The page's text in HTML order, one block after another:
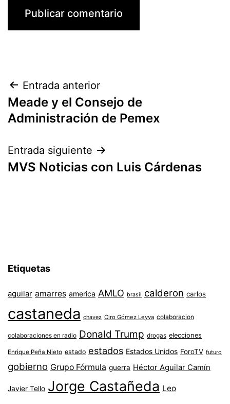
Navegación
de
Entrada anterior
Meade y el Consejo de
Administración de Pemex
Entrada siguiente
MVS Noticias con Luis Cárdenas
Etiquetas
aguilar amarres america AMLO brasil calderon carlos
castaneda chavez Ciro Gómez Leyva colaboracion
colaboraciones en radio Donald Trump drogas elecciones
Enrique Peña Nieto estado estados Estados Unidos ForoTV futuro
gobierno Grupo Fórmula guerra Héctor Aguilar Camín
Javier Tello Jorge Castañeda Leo